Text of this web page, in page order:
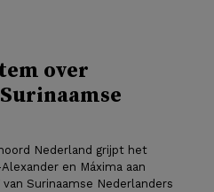
over
Nederland grijpt het
en Máxima aan
van Surinaamse Nederlanders